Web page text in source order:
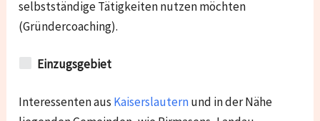
selbstständige Tätigkeiten nutzen möchten
(Gründercoaching).
Einzugsgebiet
Interessenten aus Kaiserslauternund in der Nähe